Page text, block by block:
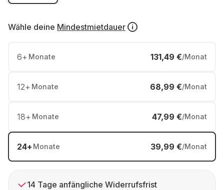
Wähle deine Mindestmietdauer
6+ Monate 131,49 €/Monat
12+ Monate 68,99 €/Monat
18+ Monate 47,99 €/Monat
24+ Monate 39,99 €/Monat
14 Tage anfängliche Widerrufsfrist